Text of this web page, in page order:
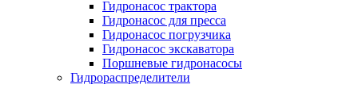
Гидронасос трактора
Гидронасос для пресса
Гидронасос погрузчика
Гидронасос экскаватора
Поршневые гидронасосы
Гидрораспределители